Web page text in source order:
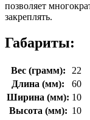
позволяет
закреплять.
Габариты:
Вес (грамм):
22
Длина (мм):
60
Ширина (мм): 10
Высота (мм): 10